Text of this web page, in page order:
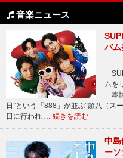
音楽ニュース
バム
ムを
本
日”という「888」が並ぶ“超八（ス
日に行われ … 続きを読む
中島
ー